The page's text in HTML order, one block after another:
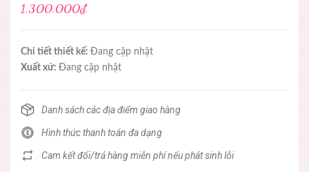
1.300.000₫
Chi tiết thiết kế: Đang cập nhật
Xuất xứ: Đang cập nhật
Danh sách các địa điểm giao hàng
Hình thức thanh toán đa dạng
Cam kết đổi/trả hàng miễn phí nếu phát sinh lỗi